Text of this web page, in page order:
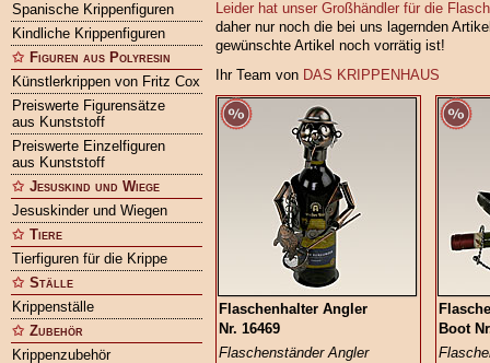
Spanische Krippenfiguren
Kindliche Krippenfiguren
Figuren aus Polyresin
Künstlerkrippen von Fritz Cox
Preiswerte Figurensätze
aus Kunststoff
Preiswerte Einzelfiguren
aus Kunststoff
Jesuskind und Wiege
Jesuskinder und Wiegen
Tiere
Tierfiguren für die Krippe
Ställe
Krippenställe
Zubehör
Krippenzubehör
Leider hat unser Großhändler für die
daher nur noch die bei uns lagernden
gewünschte Artikel noch vorrätig ist!
Ihr Team von DAS KRIPPENHAUS
Flaschenhalter Angler
Nr. 16469
Flaschenständer Angler
Boot